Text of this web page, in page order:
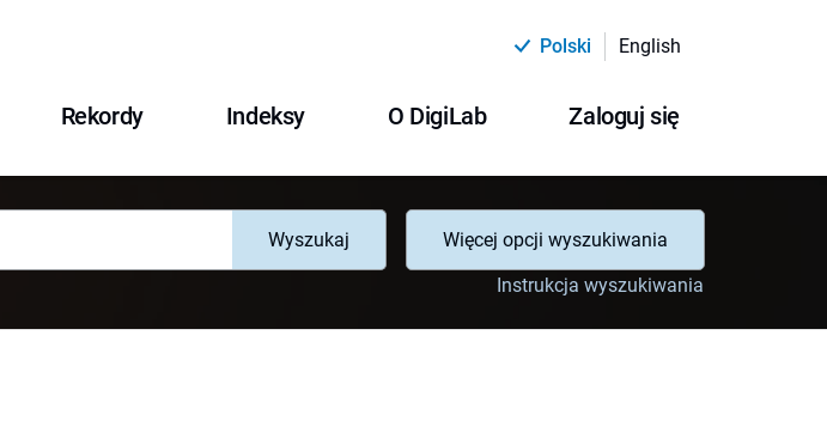
Polski English
Rekordy Indeksy O DigiLab Zaloguj się
Wyszukaj
Więcej opcji wyszukiwania
Instrukcja wyszukiwania